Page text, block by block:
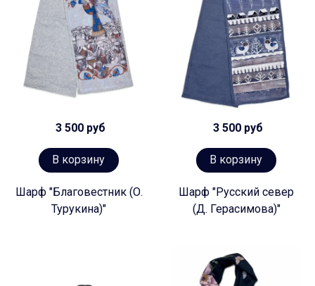
3 500 руб
В корзину
Шарф "Благовестник (О.
Турукина)"
3 500 руб
В корзину
Шарф "Русский север
(Д. Герасимова)"